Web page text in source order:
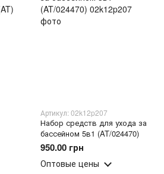
Артикул: 02k12p207
Набор средств для ухода за
бассейном 5в1 (AT/024470)
950.00 грн
Оптовые цены